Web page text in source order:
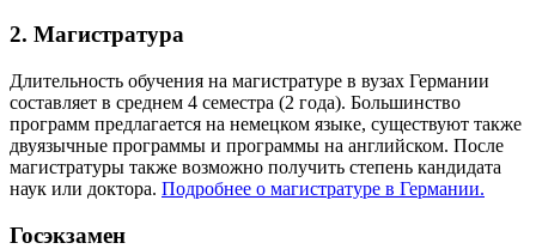
2. Магистратура
Длительность обучения на магистратуре в вузах Германии
составляет в среднем 4 семестра (2 года). Большинство
программ предлагается на немецком языке, существуют также
двуязычные программы и программы на английском. После
магистратуры также возможно получить степень кандидата
наук или доктора. Подробнее о магистратуре в Германии.
Госэкзамен